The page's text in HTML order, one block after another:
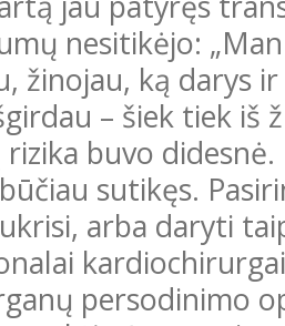
nesitikėjo:
žinojau, ką darys
– šiek tiek iš
buvo
sutikęs.
arba daryti
persodinimo